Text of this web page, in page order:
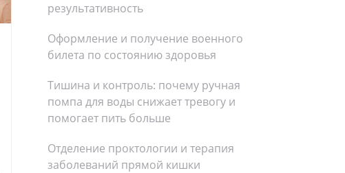
результативность
Оформление и получение военного
билета по состоянию здоровья
Тишина и контроль: почему ручная
помпа для воды снижает тревогу и
помогает пить больше
Отделение проктологии и терапия
заболеваний прямой кишки